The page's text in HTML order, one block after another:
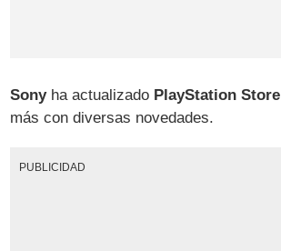
Sonyha actualizado PlayStation Store
más con diversas novedades.
PUBLICIDAD